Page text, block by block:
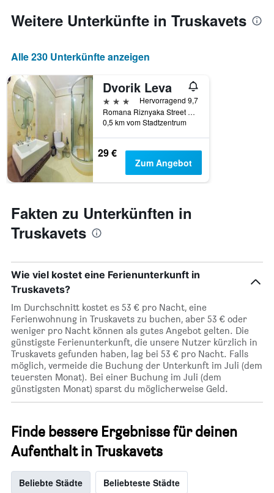
Weitere Unterkünfte in Truskavets
Alle 230 Unterkünfte anzeigen
Dvorik Leva
3 Sterne
Hervorragend 9,7
Romana Riznyaka Street 2, Truskavets, Ukraine
0,5 km vom Stadtzentrum
29 €
Zum Angebot
Fakten zu Unterkünften in
Truskavets
Wie viel kostet eine Ferienunterkunft in
Truskavets?
Im Durchschnitt kostet es 53 € pro Nacht, eine
Ferienwohnung in Truskavets zu buchen, aber 53 € oder
weniger pro Nacht können als gutes Angebot gelten. Die
günstigste Ferienunterkunft, die unsere Nutzer kürzlich in
Truskavets gefunden haben, lag bei 53 € pro Nacht. Falls
möglich, vermeide die Buchung der Unterkunft im Juli (dem
teuersten Monat). Bei einer Buchung im Juli (dem
günstigsten Monat) sparst du möglicherweise Geld.
Finde bessere Ergebnisse für deinen
Aufenthalt in Truskavets
Beliebte Städte Beliebteste Städte